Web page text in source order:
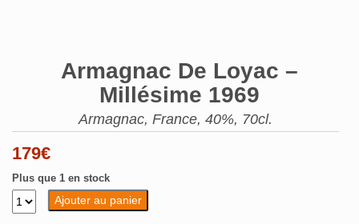
Armagnac De Loyac –
Millésime 1969
Armagnac, France, 40%, 70cl.
179€
Plus que 1 en stock
Ajouter au panier